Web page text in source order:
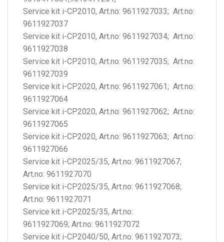
Service kit i-CP2010, Art.no: 9611927033; Art.no:
9611927037
Service kit i-CP2010, Art.no: 9611927034; Art.no:
9611927038
Service kit i-CP2010, Art.no: 9611927035; Art.no:
9611927039
Service kit i-CP2020, Art.no: 9611927061; Art.no:
9611927064
Service kit i-CP2020, Art.no: 9611927062; Art.no:
9611927065
Service kit i-CP2020, Art.no: 9611927063; Art.no:
9611927066
Service kit i-CP2025/35, Art.no: 9611927067;
Art.no: 9611927070
Service kit i-CP2025/35, Art.no: 9611927068;
Art.no: 9611927071
Service kit i-CP2025/35, Art.no:
9611927069; Art.no: 9611927072
Service kit i-CP2040/50, Art.no: 9611927073;